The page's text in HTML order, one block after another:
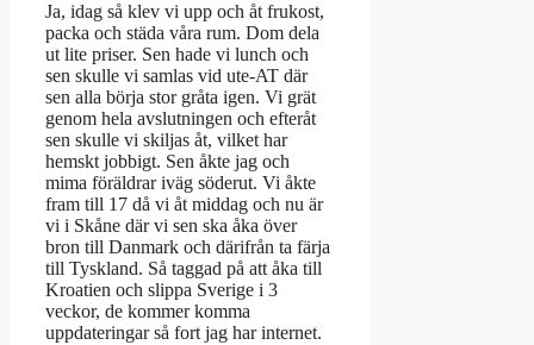
Ja, idag så klev vi upp och åt frukost,
packa och städa våra rum. Dom dela
ut lite priser. Sen hade vi lunch och
sen skulle vi samlas vid ute-AT där
sen alla börja stor gråta igen. Vi grät
genom hela avslutningen och efteråt
sen skulle vi skiljas åt, vilket har
hemskt jobbigt. Sen åkte jag och
mima föräldrar iväg söderut. Vi åkte
fram till 17 då vi åt middag och nu är
vi i Skåne där vi sen ska åka över
bron till Danmark och därifrån ta färja
till Tyskland. Så taggad på att åka till
Kroatien och slippa Sverige i 3
veckor, de kommer komma
uppdateringar så fort jag har internet.